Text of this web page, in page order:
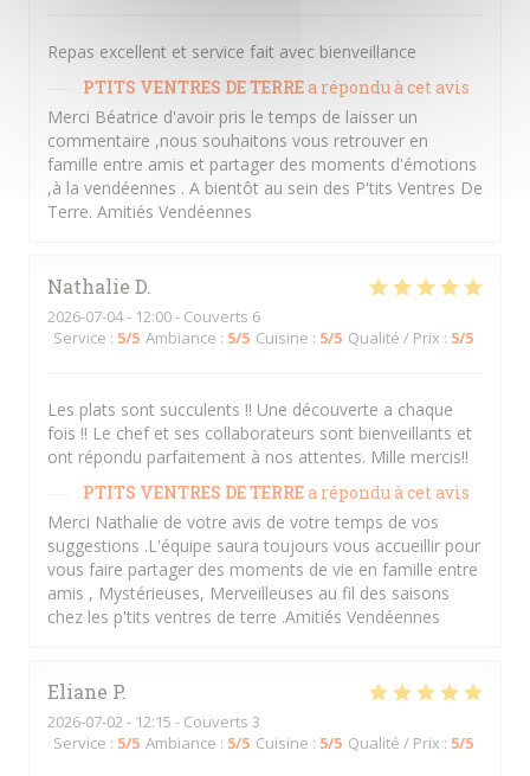
Repas excellent et service fait avec bienveillance
PTITS VENTRES DE TERREa répondu à cet avis
Merci Béatrice d'avoir pris le temps de laisser un
commentaire ,nous souhaitons vous retrouver en
famille entre amis et partager des moments d'émotions
,à la vendéennes . A bientôt au sein des P'tits Ventres De
Terre. Amitiés Vendéennes
Nathalie D
2026-07-04- 12:00 - Couverts 6
Service : 5/5 Ambiance : 5/5 Cuisine : 5/5 Qualité / Prix : 5/5
Les plats sont succulents !! Une découverte a chaque
fois !! Le chef et ses collaborateurs sont bienveillants et
ont répondu parfaitement à nos attentes. Mille mercis!!
PTITS VENTRES DE TERREa répondu à cet avis
Merci Nathalie de votre avis de votre temps de vos
suggestions .L'équipe saura toujours vous accueillir pour
vous faire partager des moments de vie en famille entre
amis , Mystérieuses, Merveilleuses au fil des saisons
chez les p'tits ventres de terre .Amitiés Vendéennes
Eliane P
2026-07-02 - 12:15 - Couverts 3
Service : 5/5 Ambiance : 5/5 Cuisine : 5/5 Qualité / Prix : 5/5